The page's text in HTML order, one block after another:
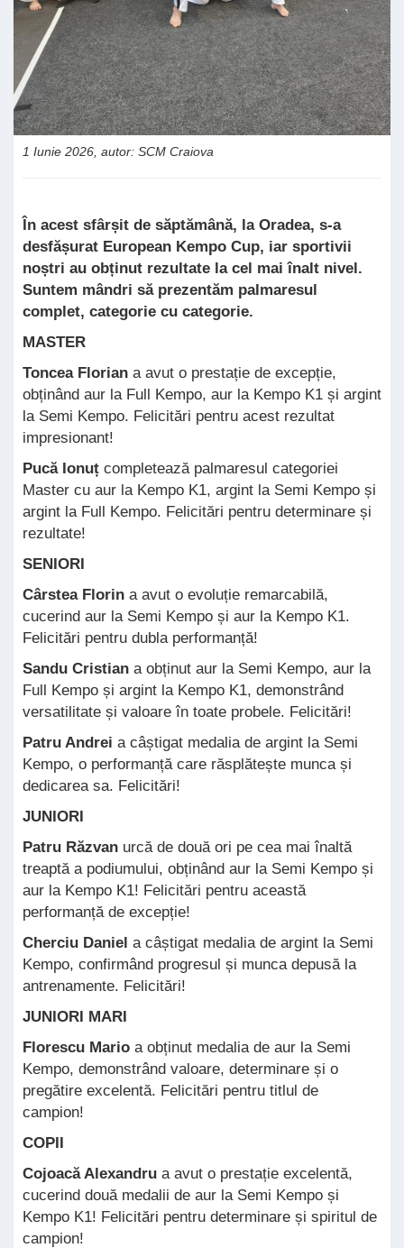
1 Iunie 2026, autor: SCM Craiova
În acest sfârșit de săptămână, la Oradea, s-a
desfășurat European Kempo Cup, iar sportivii
noștri au obținut rezultate la cel mai înalt nivel.
Suntem mândri să prezentăm palmaresul
complet, categorie cu categorie.
MASTER
Toncea Florian a avut o prestație de excepție,
obținând aur la Full Kempo, aur la Kempo K1 și argint
la Semi Kempo. Felicitări pentru acest rezultat
impresionant!
Pucă Ionuț completează palmaresul categoriei
Master cu aur la Kempo K1, argint la Semi Kempo și
argint la Full Kempo. Felicitări pentru determinare și
rezultate!
SENIORI
Cârstea Florin a avut o evoluție remarcabilă,
cucerind aur la Semi Kempo și aur la Kempo K1.
Felicitări pentru dubla performanță!
Sandu Cristian a obținut aur la Semi Kempo, aur la
Full Kempo și argint la Kempo K1, demonstrând
versatilitate și valoare în toate probele. Felicitări!
Patru Andrei a câștigat medalia de argint la Semi
Kempo, o performanță care răsplătește munca și
dedicarea sa. Felicitări!
JUNIORI
Patru Răzvan urcă de două ori pe cea mai înaltă
treaptă a podiumului, obținând aur la Semi Kempo și
aur la Kempo K1! Felicitări pentru această
performanță de excepție!
Cherciu Daniel a câștigat medalia de argint la Semi
Kempo, confirmând progresul și munca depusă la
antrenamente. Felicitări!
JUNIORI MARI
Florescu Mario a obținut medalia de aur la Semi
Kempo, demonstrând valoare, determinare și o
pregătire excelentă. Felicitări pentru titlul de
campion!
COPII
Cojoacă Alexandru a avut o prestație excelentă,
cucerind două medalii de aur la Semi Kempo și
Kempo K1! Felicitări pentru determinare și spiritul de
campion!